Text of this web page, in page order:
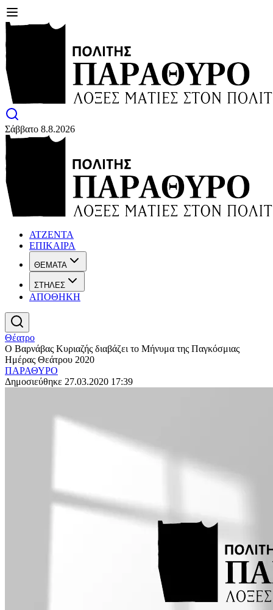
Σάββατο 8.8.2026
ΑΤΖΕΝΤΑ
ΕΠΙΚΑΙΡΑ
ΘΕΜΑΤΑ
ΣΤΗΛΕΣ
ΑΠΟΘΗΚΗ
Θέατρο
Ο Βαρνάβας Κυριαζής διαβάζει το Μήνυμα της Παγκόσμιας
Ημέρας Θεάτρου 2020
ΠΑΡΑΘΥΡΟ
Δημοσιεύθηκε 27.03.2020 17:39